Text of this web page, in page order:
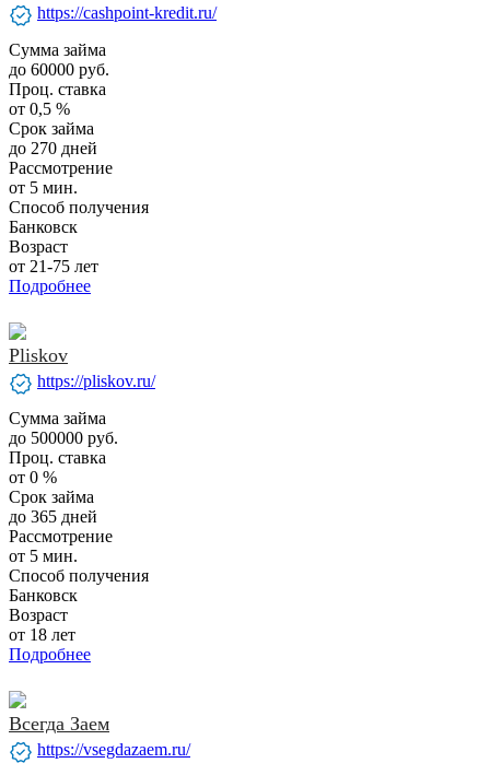
verified https://cashpoint-kredit.ru/
Сумма займа
до 60000 руб.
Проц. ставка
от 0,5 %
Срок займа
до 270 дней
Рассмотрение
от 5 мин.
Способ получения
Банковск
Возраст
от 21-75 лет
Подробнее
Pliskov
verified https://pliskov.ru/
Сумма займа
до 500000 руб.
Проц. ставка
от 0 %
Срок займа
до 365 дней
Рассмотрение
от 5 мин.
Способ получения
Банковск
Возраст
от 18 лет
Подробнее
Всегда Заем
verified https://vsegdazaem.ru/